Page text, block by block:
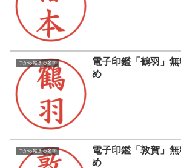
つから始まる名字
電子印鑑「鶴羽」
め
つから始まる名字
電子印鑑「敦賀」
め